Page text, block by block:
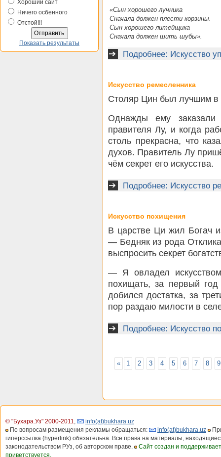
Хороший сайт
Ничего осбенного
Отстой!!!
Показать результаты
«Сын хорошего лучника
Сначала должен плести корзины.
Сын хорошего литейщика
Сначала должен шить шубы».
Подробнее: Искусство
Искусство ремесленника
Столяр Цин был лучшим в
Однажды ему
правителя Лу, и когда
столь прекрасна, что
духов. Правитель Лу
чём секрет его искусства.
Подробнее: Искусство
Искусство похищения
В царстве Ци жил Богач
— Бедняк из рода
выспросить секрет
— Я овладел
похищать, за первый
добился достатка, за
пор раздаю милости в
Подробнее: Искусство
« 1 2 3 4 5 6 7 8 9
© "Бухара.Уз" 2000-2011,
info(at)bukhara.uz
По вопросам размещения рекламы обращаться:
info(at)bukhara.uz
гиперссылка (hyperlink) обязательна. Все права на материалы,
законодательством РУз, об авторском праве.
Сайт создан и
приветствуется.